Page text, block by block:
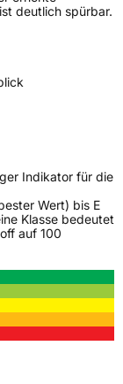
deutlich spürbar.
Indikator für die
Wert) bis E
Klasse bedeutet
auf 100